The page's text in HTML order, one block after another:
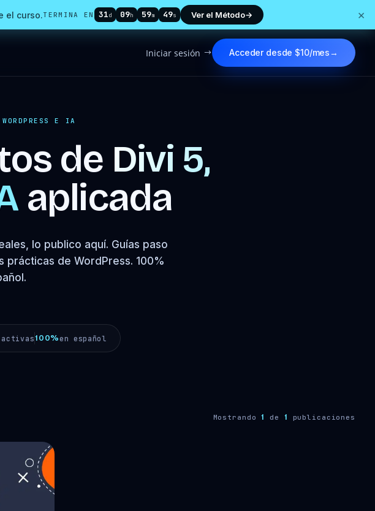
el curso.TERMINA EN 31d 09h 59m 49s Ver el Método→ ×
$
Iniciar sesión Acceder desde $10/mes→
E IA
de Divi 5,
aplicada
lo publico aquí. Guías paso
prácticas de WordPress. 100%
100%en español
Mostrando1 de 1 publicaciones